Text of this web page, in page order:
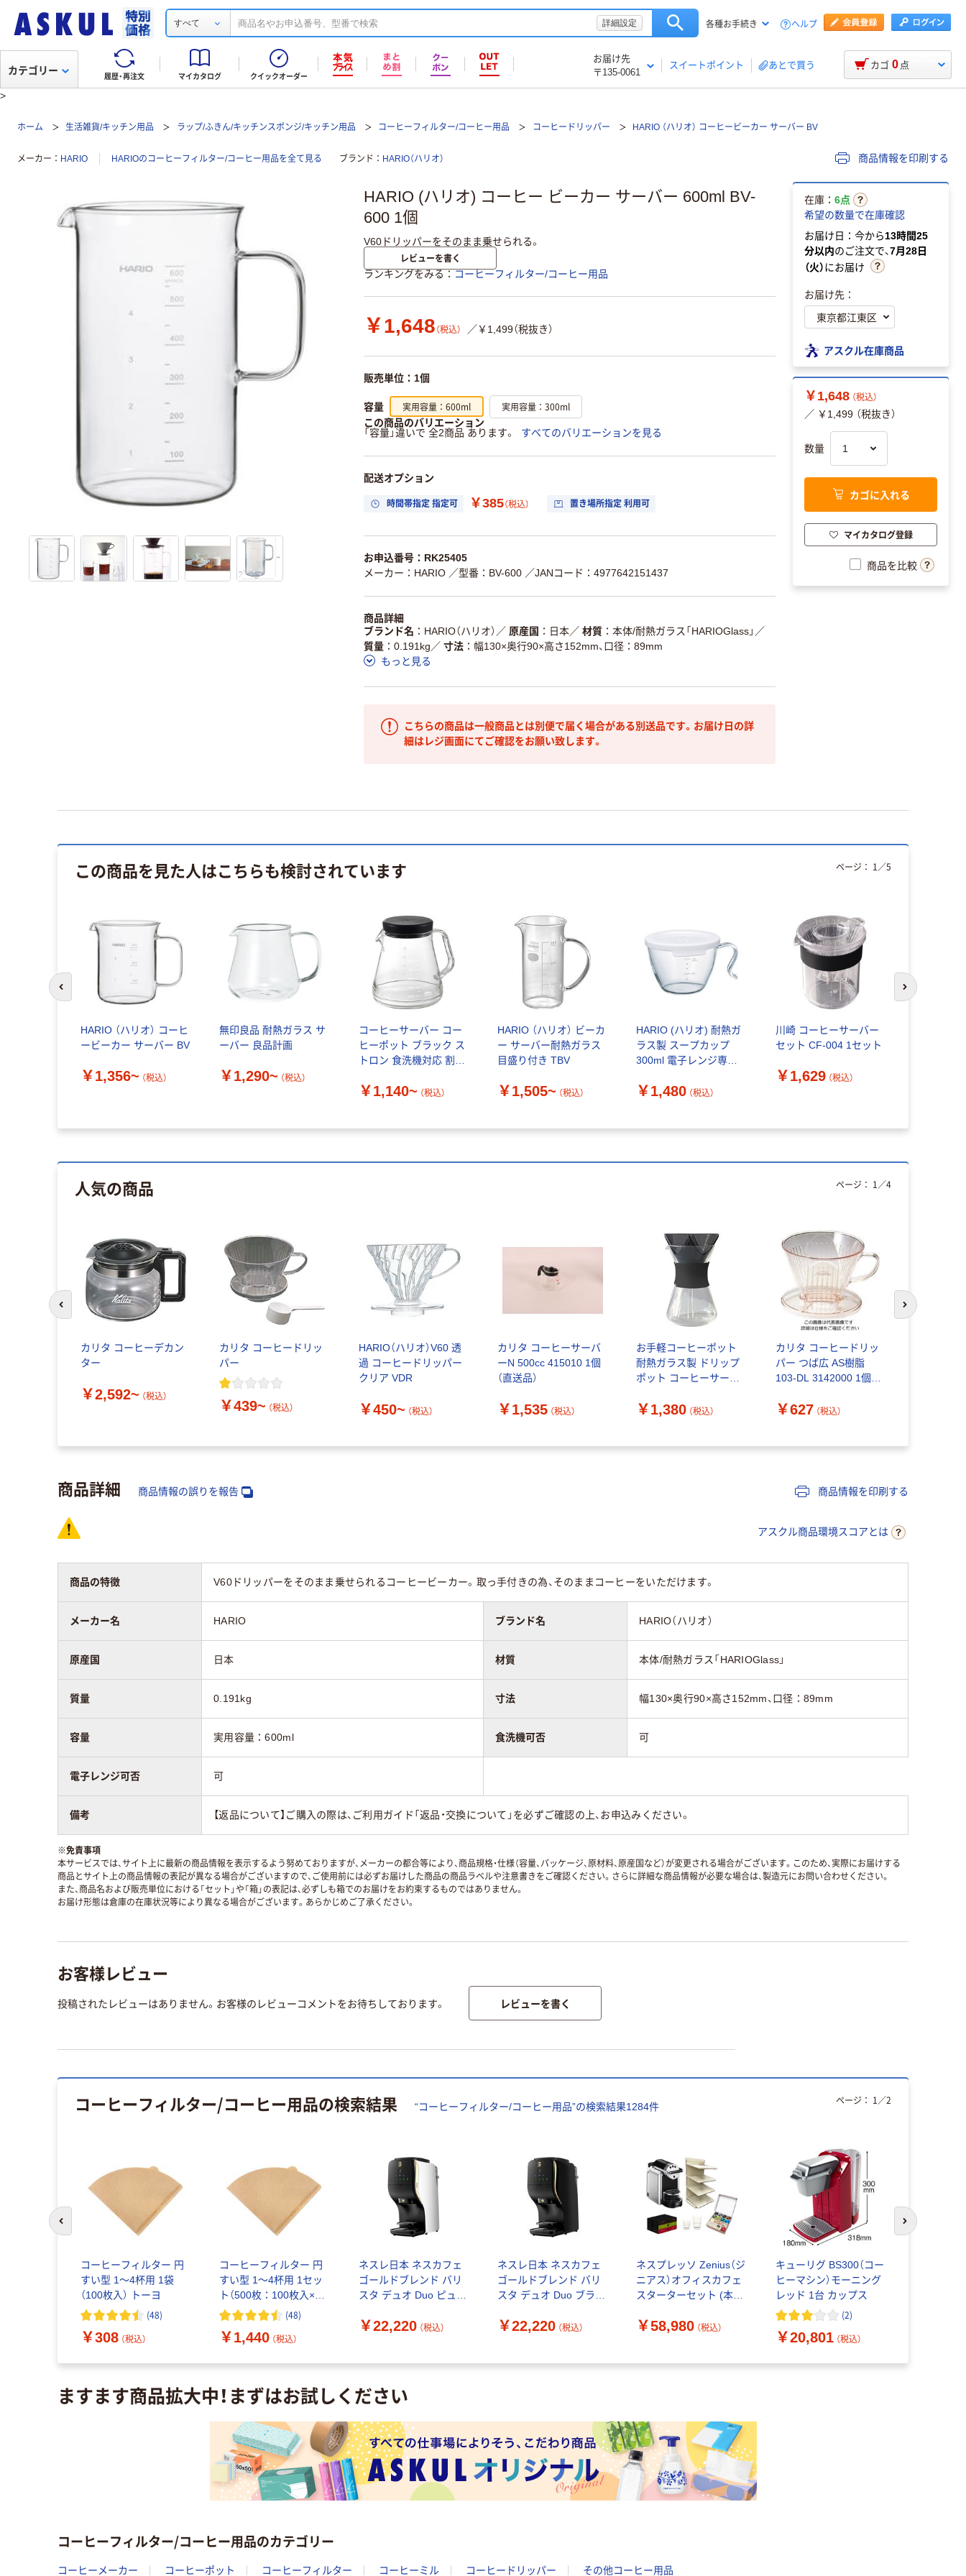
すべて 詳細設定 各種お手続き ヘルプ
履歴・再注文 マイカタログ クイックオーダー
お届け先
〒135-0061
スイートポイント あとで買う
カテゴリー カゴ 0 点
>
ホーム 生活雑貨/キッチン用品 ラップ/ふきん/キッチンスポンジ/キッチン用品 コーヒーフィルター/コーヒー用品 コーヒードリッパー HARIO （ハリオ） コーヒービーカー サーバー BV
メーカー HARIO HARIOのコーヒーフィルター/コーヒー用品を全て見る ブランド HARIO（ハリオ） 商品情報を印刷する
HARIO (ハリオ) コーヒー ビーカー サーバー 600ml BV-
600 1個
V60ドリッパーをそのまま乗せられる。
レビューを書く
ランキングをみる コーヒーフィルター/コーヒー用品
￥1,648 （税込） ／￥1,499（税抜き）
販売単位：1個
容量 実用容量：600ml 実用容量：300ml
この商品のバリエーション
「容量」違いで 全2商品 あります。
すべてのバリエーションを見る
配送オプション
時間帯指定 指定可 ￥385（税込） 置き場所指定 利用可
お申込番号：RK25405
メーカー：HARIO ／型番：BV-600 ／JANコード：4977642151437
商品詳細
ブランド名
HARIO（ハリオ） ／ 原産国 日本／ 材質 本体/耐熱ガラス「HARIOGlass」 ／
質量
0.191kg ／ 寸法
幅130×奥行90×高さ152mm、口径：89mm
もっと見る
こちらの商品は一般商品とは別便で届く場合がある別送品です。お届け日の詳
細はレジ画面にてご確認をお願い致します。
在庫： 6点
希望の数量で在庫確認
お届け日：今から13時間25
分以内のご注文で、7月28日
（火）にお届け
お届け先：
アスクル在庫商品
￥1,648 （税込）
／ ￥1,499 （税抜き）
数量
カゴに入れる
マイカタログ登録
商品を比較
この商品を見た人はこちらも検討されています
HARIO （ハリオ） コーヒ
ービーカー サーバー BV
￥1,356~ （税込）
無印良品 耐熱ガラス サ
ーバー 良品計画
￥1,290~ （税込）
コーヒーサーバー コー
ヒーポット ブラック ス
トロン 食洗機対応 割れ
￥1,140~ （税込）
HARIO （ハリオ） ビーカ
ー サーバー耐熱ガラス
目盛り付き TBV
￥1,505~ （税込）
HARIO (ハリオ) 耐熱ガ
ラス製 スープカップ
300ml 電子レンジ専用
￥1,480 （税込）
川崎 コーヒーサーバー
セット CF-004 1セット
￥1,629 （税込）
ページ： 1 ／5
前のスライドへ 次のスライド
人気の商品
カリタ コーヒーデカン
ター
￥2,592~ （税込）
カリタ コーヒードリッ
パー
￥439~ （税込）
HARIO（ハリオ）V60 透
過 コーヒードリッパー
クリア VDR
￥450~ （税込）
カリタ コーヒーサーバ
ーN 500cc 415010 1個
（直送品）
￥1,535 （税込）
お手軽コーヒーポット
耐熱ガラス製 ドリップ
ポット コーヒーサーバ
HARIO（ハリオ）
￥1,380 （税込）
カリタ コーヒードリッ
パー つば広 AS樹脂
103-DL 3142000 1個
￥627 （税込）
ページ： 1 ／4
前のスライドへ 次のスライド
商品詳細 商品情報の誤りを報告 商品情報を印刷する
アスクル商品環境スコアとは
商品の特徴 V60ドリッパーをそのまま乗せられるコーヒービーカー。取っ手付きの為、そのままコーヒーをいただけます。
メーカー名 HARIO ブランド名 HARIO（ハリオ）
原産国 日本 材質 本体/耐熱ガラス「HARIOGlass」
質量 0.191kg 寸法 幅130×奥行90×高さ152mm、口径：89mm
容量 実用容量：600ml 食洗機可否 可
電子レンジ可否 可
備考 【返品について】ご購入の際は、ご利用ガイド「返品・交換について」を必ずご確認の上、お申込みください。
※免責事項
本サービスでは、サイト上に最新の商品情報を表示するよう努めておりますが、メーカーの都合等により、商品規格・仕様（容量、パッケージ、原材料、原産国など）が変更される場合がございます。このため、実際にお届けする
商品とサイト上の商品情報の表記が異なる場合がございますので、ご使用前には必ずお届けした商品の商品ラベルや注意書きをご確認ください。さらに詳細な商品情報が必要な場合は、製造元にお問い合わせください。
また、商品名および販売単位における「セット」や「箱」の表記は、必ずしも箱でのお届けをお約束するものではありません。
お届け形態は倉庫の在庫状況等により異なる場合がございます。あらかじめご了承ください。
お客様レビュー
投稿されたレビューはありません。お客様のレビューコメントをお待ちしております。 レビューを書く
コーヒーフィルター/コーヒー用品の検索結果 “コーヒーフィルター/コーヒー用品”の検索結果1284件
コーヒーフィルター 円
すい型 1～4杯用 1袋
（100枚入） トーヨ
(48)
￥308 （税込）
コーヒーフィルター 円
すい型 1～4杯用 1セッ
ト（500枚：100枚入×5
袋） トーヨ
(48)
￥1,440 （税込）
ネスレ日本 ネスカフェ
ゴールドブレンド バリ
スタ デュオ Duo ピュア
￥22,220 （税込）
ネスレ日本 ネスカフェ
ゴールドブレンド バリ
スタ デュオ Duo ブラッ
￥22,220 （税込）
ネスプレッソ Zenius（ジ
ニアス）オフィスカフェ
スターターセット (本体
試しPOD52杯＋POD＆
￥58,980 （税込）
キューリグ BS300（コー
ヒーマシン）モーニング
レッド 1台 カップス
(2)
￥20,801 （税込）
ページ： 1 ／2
次のスライド
ますます商品拡大中！まずはお試しください
コーヒーフィルター/コーヒー用品のカテゴリー
コーヒーメーカー コーヒーポット コーヒーフィルター コーヒーミル コーヒードリッパー その他コーヒー用品